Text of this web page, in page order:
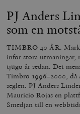
PJ Anders
som en
TIMBRO 40 ÅR.
inför stora utmaningar,
tjugo år sedan. Det
Timbro 1996–2000, då
seglen. PJ Anders
Mauricio Rojas en
Smedjan till en